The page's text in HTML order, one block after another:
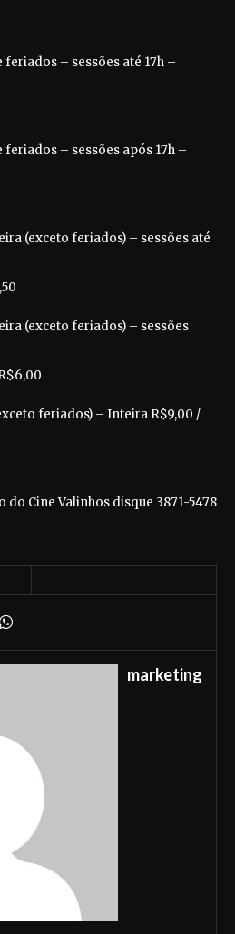
– sessões até 17h –
– sessões após 17h –
(exceto feriados) – sessões até
(exceto feriados) – sessões
feriados) – Inteira R$9,00 /
Cine Valinhos disque 3871-5478
marketing